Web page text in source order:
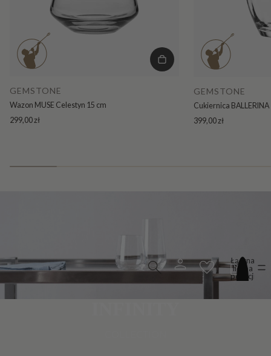
Łączna
liczba
pozycji
w
GEMSTONE
Wazon MUSE Celestyn 15 cm
299,00 zł
GEMSTONE
Cukiernica BALLERINA
399,00 zł